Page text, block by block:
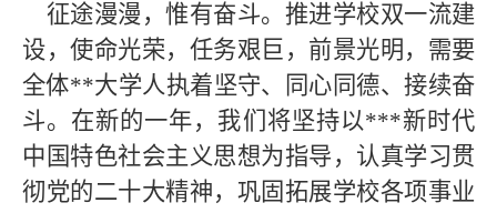
征途漫漫，惟有奋斗。 推进学校双一流建
设，使命光荣，任务艰巨，前景光明，需要
全体**大学人执着坚守、同心同德、接续奋
斗。在新的一年，我们将坚持以***新时代
中国特色社会主义思想为指导，认真学习贯
彻党的二十大精神，巩固拓展学校各项事业